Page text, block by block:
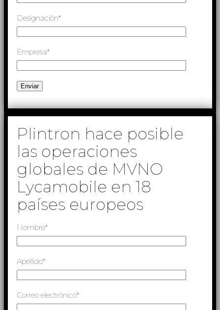
Designación*
Empresa*
Plintron hace posible
las operaciones
globales de MVNO
Lycamobile en 18
países europeos
Nombre*
Apellido*
Correo electrónico*